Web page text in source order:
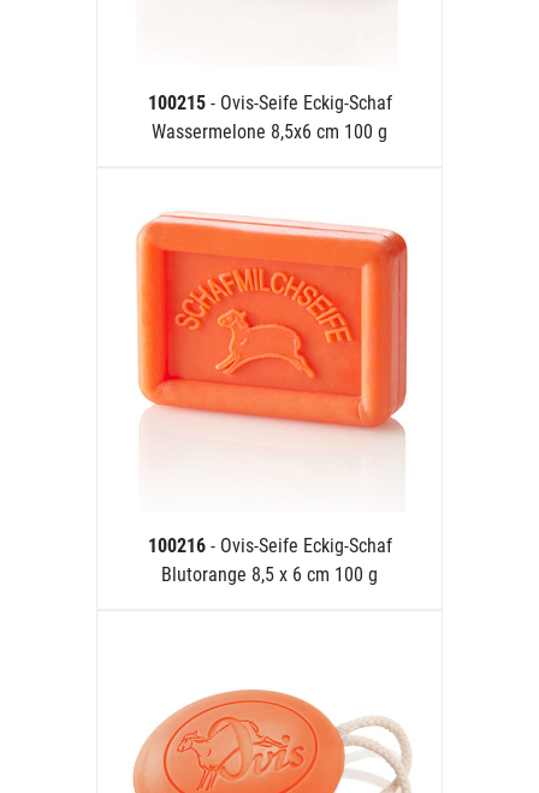
100215 - Ovis-Seife Eckig-Schaf
Wassermelone 8,5x6 cm 100 g
100216 - Ovis-Seife Eckig-Schaf
Blutorange 8,5 x 6 cm 100 g